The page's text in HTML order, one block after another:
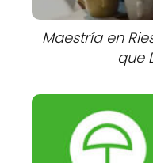
Maestría en
que